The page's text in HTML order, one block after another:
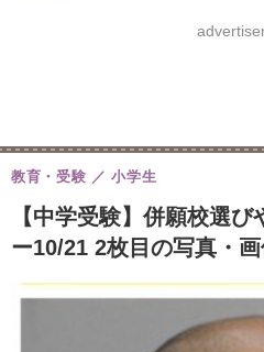
8月開催学校説明
【中学受験】併願校選
ー10/21 2枚目の写真・
教育・受験 小学生